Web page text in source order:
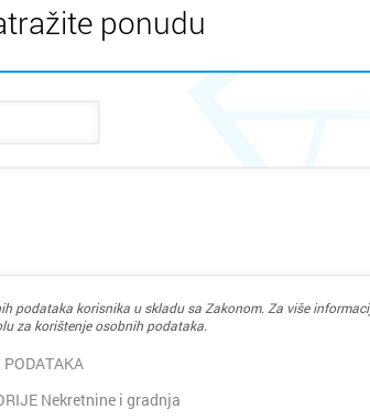
Split
Borovje
ponudu
podataka korisnika u skladu sa Zakonom. Za više
za korištenje osobnih podataka.
Nekretnine i gradnja